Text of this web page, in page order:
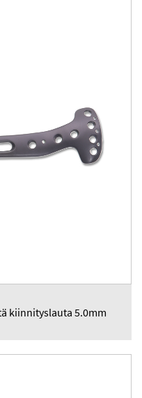
kiinnityslauta 5.0mm